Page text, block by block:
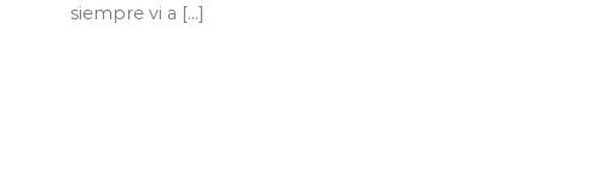
siempre vi a [...]